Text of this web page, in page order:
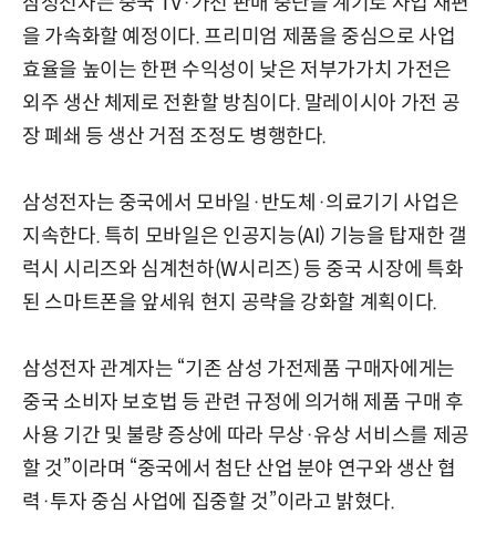
을 가속화할 예정이다. 프리미엄 제품을 중심으로 사업
효율을 높이는 한편 수익성이 낮은 저부가가치 가전은
외주 생산 체제로 전환할 방침이다. 말레이시아 가전 공
장 폐쇄 등 생산 거점 조정도 병행한다.
삼성전자는 중국에서 모바일·반도체·의료기기 사업은
지속한다. 특히 모바일은 인공지능(AI) 기능을 탑재한 갤
럭시 시리즈와 심계천하(W시리즈) 등 중국 시장에 특화
된 스마트폰을 앞세워 현지 공략을 강화할 계획이다.
삼성전자 관계자는 “기존 삼성 가전제품 구매자에게는
중국 소비자 보호법 등 관련 규정에 의거해 제품 구매 후
사용 기간 및 불량 증상에 따라 무상·유상 서비스를 제공
할 것”이라며 “중국에서 첨단 산업 분야 연구와 생산 협
력·투자 중심 사업에 집중할 것”이라고 밝혔다.